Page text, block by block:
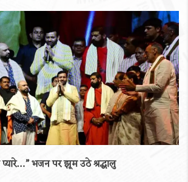
भजन पर झूम उठे श्रद्धालु